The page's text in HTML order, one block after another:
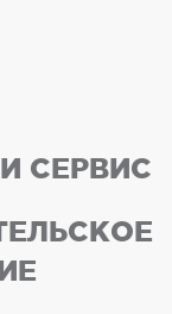
СЕРВИС